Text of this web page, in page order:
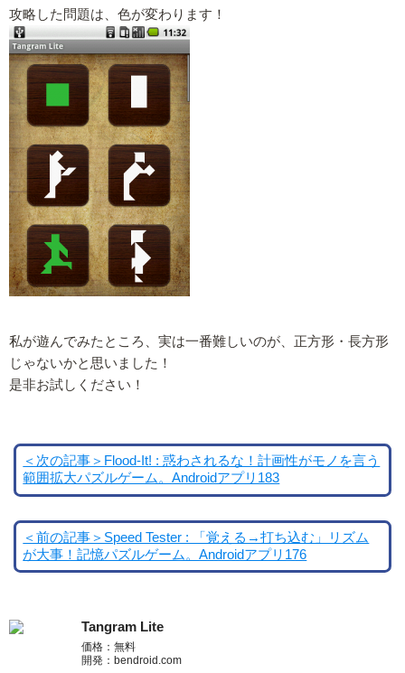
攻略した問題は、色が変わります！
私が遊んでみたところ、実は一番難しいのが、正方形・長方形
じゃないかと思いました！
是非お試しください！
＜次の記事＞Flood-It! : 惑わされるな！計画性がモノを言う
範囲拡大パズルゲーム。Androidアプリ183
＜前の記事＞Speed Tester : 「覚える→打ち込む」リズム
が大事！記憶パズルゲーム。Androidアプリ176
Tangram Lite
価格：無料
開発：bendroid.com